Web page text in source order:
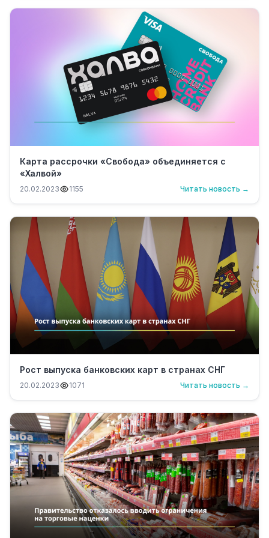
Карта рассрочки «Свобода» объединяется c
«Халвой»
20.02.2023 1155 Читать новость →
Рост выпуска банковских карт в странах СНГ
20.02.2023 1071 Читать новость →